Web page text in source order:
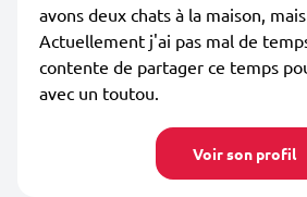
avons deux chats à la maison,
Actuellement j'ai pas mal de
contente de partager ce temps
avec un toutou.
Voir son profil